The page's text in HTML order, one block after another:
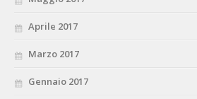
Aprile 2017
Marzo 2017
Gennaio 2017